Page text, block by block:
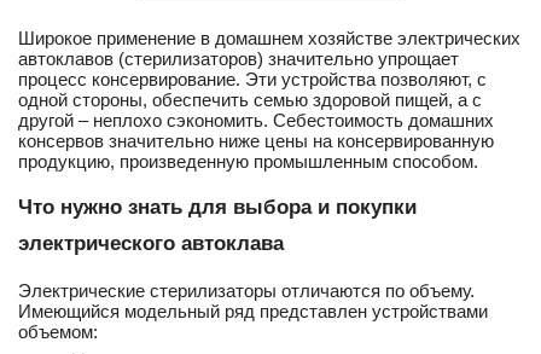
Широкое применение в домашнем хозяйстве электрических
автоклавов (стерилизаторов) значительно упрощает
процесс консервирование. Эти устройства позволяют, с
одной стороны, обеспечить семью здоровой пищей, а с
другой – неплохо сэкономить. Себестоимость домашних
консервов значительно ниже цены на консервированную
продукцию, произведенную промышленным способом.
Что нужно знать для выбора и покупки
электрического автоклава
Электрические стерилизаторы отличаются по объему.
Имеющийся модельный ряд представлен устройствами
объемом: